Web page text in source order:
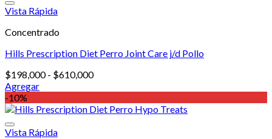
Small
Sabor
y
Cebada
5
lb
cantidad
Vista Rápida
Concentrado
Hills Prescription Diet Perro Joint Care j/d Pollo
$198,000 - $610,000Rango
desde
Agregar
Este
producto
tiene
múltiples
-10%
Vista Rápida